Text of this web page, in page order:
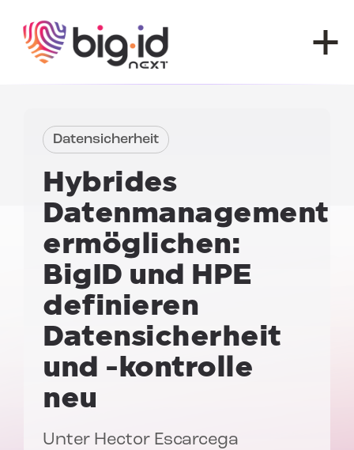
Datensicherheit
Hybrides
Datenmanagement
ermöglichen:
BigID und HPE
definieren
Datensicherheit
und -kontrolle
neu
Unter Hector Escarcega